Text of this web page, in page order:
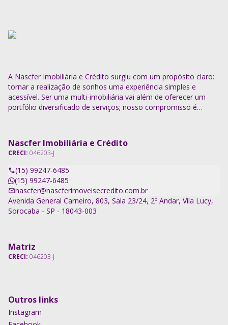
A Nascfer Imobiliária e Crédito surgiu com um propósito claro:
tornar a realização de sonhos uma experiência simples e
acessível. Ser uma multi-imobiliária vai além de oferecer um
portfólio diversificado de serviços; nosso compromisso é
Nascfer Imobiliária e Crédito
CRECI: 046203-J
(15) 99247-6485
(15) 99247-6485
nascfer@nascferimoveisecredito.com.br
Avenida General Carneiro, 803, Sala 23/24, 2º Andar, Vila Lucy,
Sorocaba - SP - 18043-003
Matriz
CRECI: 046203-J
Outros links
Instagram